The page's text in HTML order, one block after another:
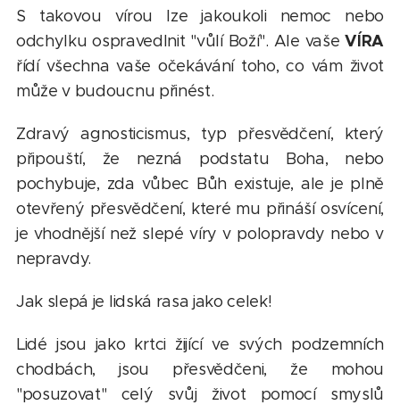
S takovou vírou lze jakoukoli nemoc nebo
odchylku ospravedlnit "vůlí Boží". Ale vašeVÍRA
řídí všechna vaše očekávání toho, co vám život
může v budoucnu přinést.
Zdravý agnosticismus, typ přesvědčení, který
připouští, že nezná podstatu Boha, nebo
pochybuje, zda vůbec Bůh existuje, ale je plně
otevřený přesvědčení, které mu přináší osvícení,
je vhodnější než slepé víry v polopravdy nebo v
nepravdy.
Jak slepá je lidská rasa jako celek!
Lidé jsou jako krtci žijící ve svých podzemních
chodbách, jsou přesvědčeni, že mohou
"posuzovat" celý svůj život pomocí smyslů